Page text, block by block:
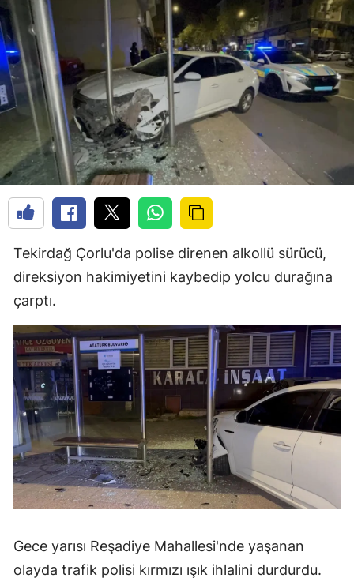
Tekirdağ Çorlu'da polise direnen alkollü sürücü,
direksiyon hakimiyetini kaybedip yolcu durağına
çarptı.
Gece yarısı Reşadiye Mahallesi'nde yaşanan
olayda trafik polisi kırmızı ışık ihlalini durdurdu.